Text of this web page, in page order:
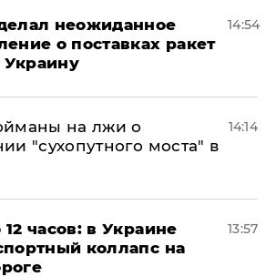
неожиданное
о поставках ракет
14:54
на лжи о
"сухопутного моста" в
14:14
часов: в Украине
коллапс на
13:57